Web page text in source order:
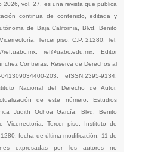
2026, vol. 27, es una revista que publica
continua de contenido, editada y
de Baja California, Blvd. Benito
Tercer piso, C.P. 21280, Tel.
ref.uabc.mx,ref@uabc.edu.mx . Editor
Contreras. Reserva de Derechos al
203, eISSN:2395-9134.
Nacional del Derecho de Autor.
de este número, Estudios
Judith Ochoa García, Blvd. Benito
Vicerrectoría, Tercer piso, Instituto de
fecha de última modificación, 11 de
expresadas por los autores no